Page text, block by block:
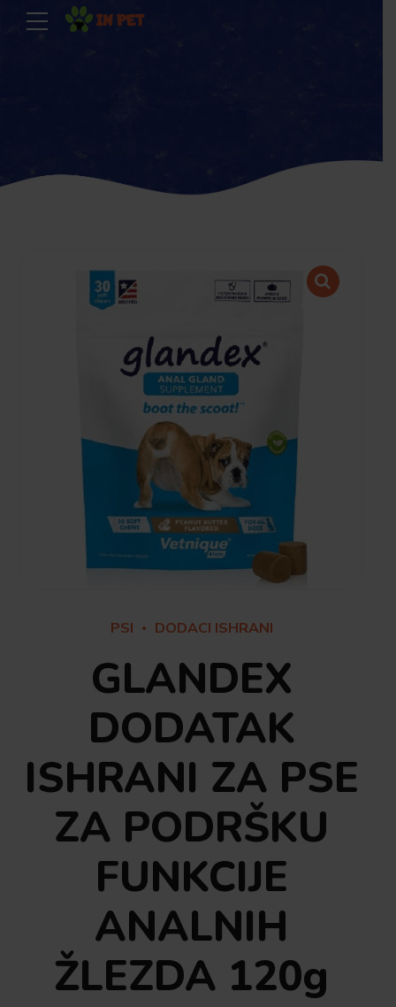
PSI DODACI ISHRANI
GLANDEX
DODATAK
ISHRANI ZA PSE
ZA PODRŠKU
FUNKCIJE
ANALNIH
ŽLEZDA 120g